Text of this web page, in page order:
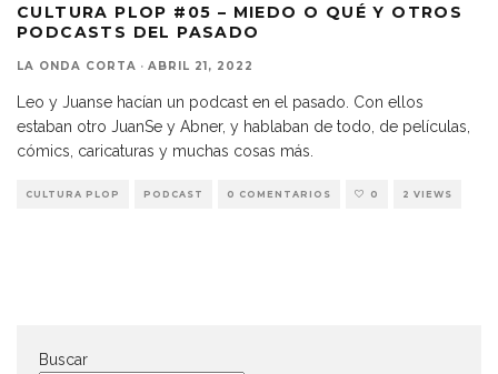
CULTURA PLOP #05 – MIEDO O QUÉ Y OTROS
PODCASTS DEL PASADO
LA ONDA CORTA · ABRIL 21, 2022
Leo y Juanse hacían un podcast en el pasado. Con ellos
estaban otro JuanSe y Abner, y hablaban de todo, de películas,
cómics, caricaturas y muchas cosas más.
CULTURA PLOP PODCAST 0 COMENTARIOS 0 2 VIEWS
Buscar